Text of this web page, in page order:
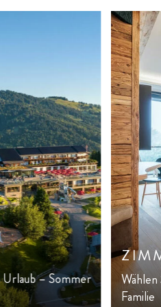
– Sommer
Familie